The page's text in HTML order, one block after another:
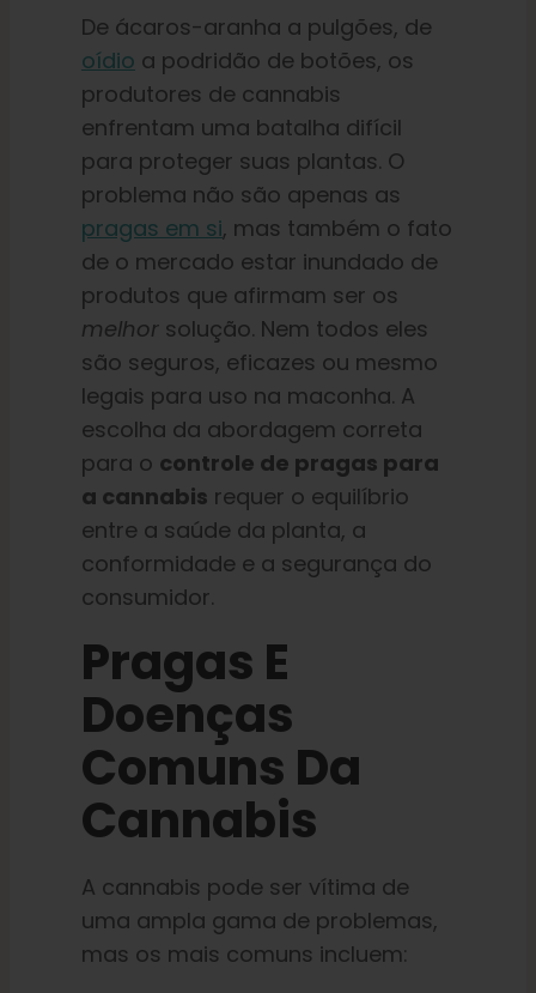
De ácaros-aranha a pulgões, de
oídio a podridão de botões, os
produtores de cannabis
enfrentam uma batalha difícil
para proteger suas plantas. O
problema não são apenas as
pragas em si, mas também o fato
de o mercado estar inundado de
produtos que afirmam ser os
melhorsolução. Nem todos eles
são seguros, eficazes ou mesmo
legais para uso na maconha. A
escolha da abordagem correta
para o controle de pragas para
a cannabis requer o equilíbrio
entre a saúde da planta, a
conformidade e a segurança do
consumidor.
Pragas E
Doenças
Comuns Da
Cannabis
A cannabis pode ser vítima de
uma ampla gama de problemas,
mas os mais comuns incluem: